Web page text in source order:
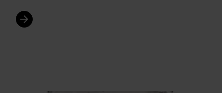
arrow_forward